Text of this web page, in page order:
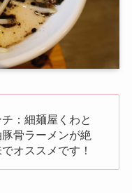
チ：細麺屋くわと
骨ラーメンが絶
オススメです！